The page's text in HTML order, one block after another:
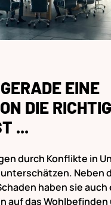
EINE
DIE
...
durch Konflikte in
Neben
haben sie
auf das Wohlbefinden